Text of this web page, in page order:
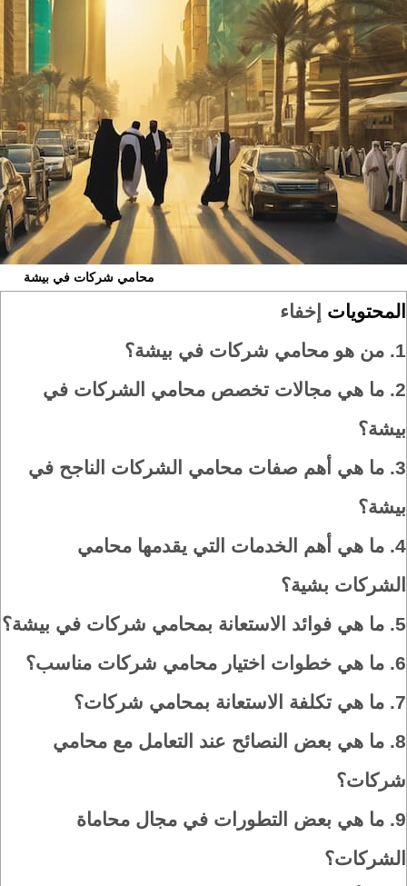
محامي شركات في بيشة
المحتويات إخفاء
1. من هو محامي شركات في بيشة؟
2. ما هي مجالات تخصص محامي الشركات في
بيشة؟
3. ما هي أهم صفات محامي الشركات الناجح في
بيشة؟
4. ما هي أهم الخدمات التي يقدمها محامي
الشركات بشية؟
5. ما هي فوائد الاستعانة بمحامي شركات في بيشة؟
6. ما هي خطوات اختيار محامي شركات مناسب؟
7. ما هي تكلفة الاستعانة بمحامي شركات؟
8. ما هي بعض النصائح عند التعامل مع محامي
شركات؟
9. ما هي بعض التطورات في مجال محاماة
الشركات؟